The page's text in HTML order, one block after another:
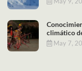
climático
May 7,